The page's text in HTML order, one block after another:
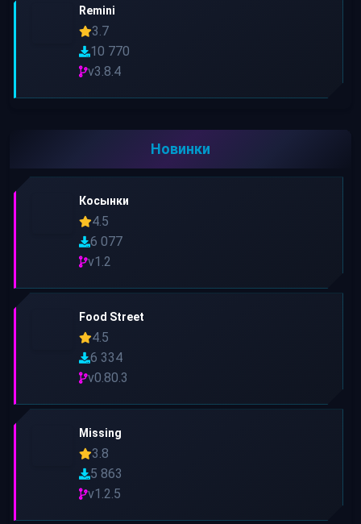
Remini
3.7
10 770
v3.8.4
Новинки
Косынки
4.5
6 077
v1.2
Food Street
4.5
6 334
v0.80.3
Missing
3.8
5 863
v1.2.5